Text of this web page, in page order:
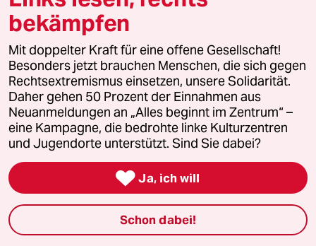
reingehen
Newsletter
team zukunft
taz frisch
taz zahl ich
taz lab Infobrief
bekämpfen
Mit doppelter Kraft für eine offene Gesellschaft!
Besonders jetzt brauchen Menschen, die sich gegen
Rechtsextremismus einsetzen, unsere Solidarität.
Daher gehen 50 Prozent der Einnahmen aus
Neuanmeldungen an „Alles beginnt im Zentrum“ –
eine Kampagne, die bedrohte linke Kulturzentren
und Jugendorte unterstützt. Sind Sie dabei?
 Ja, ich will
Schon dabei!